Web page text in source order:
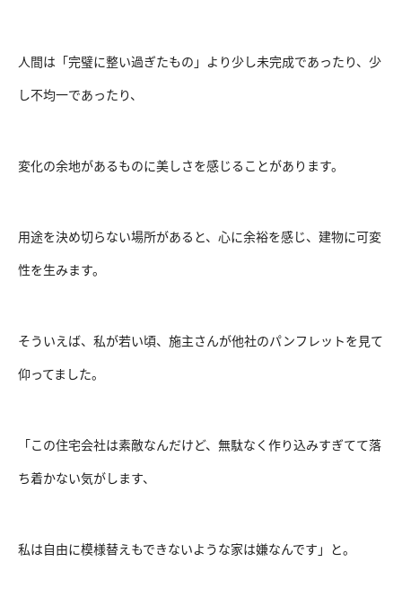
人間は「完璧に整い過ぎたもの」より少し未完成であったり、少
し不均一であったり、
変化の余地があるものに美しさを感じることがあります。
用途を決め切らない場所があると、心に余裕を感じ、建物に可変
性を生みます。
そういえば、私が若い頃、施主さんが他社のパンフレットを見て
仰ってました。
「この住宅会社は素敵なんだけど、無駄なく作り込みすぎてて落
ち着かない気がします、
私は自由に模様替えもできないような家は嫌なんです」と。